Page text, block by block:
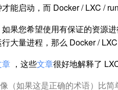
能启动，而 Docker / LXC /
果您希望使用有保证的资源
大量进程，那么 Doc​​ker / LXC
章 ，这些文章很好地解释了
（如果这是正确的术语）比